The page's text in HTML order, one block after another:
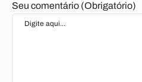
Seu comentário (Obrigatório)